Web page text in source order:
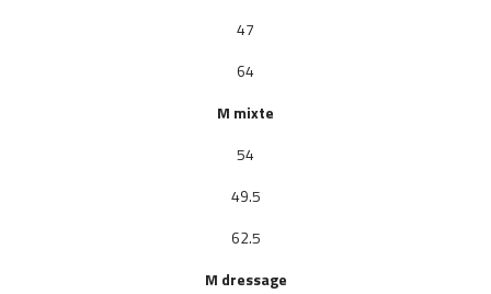
47
64
M mixte
54
49.5
62.5
M dressage